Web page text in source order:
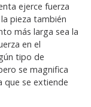
ejerce fuerza
pieza también
más larga sea la
en el
tipo de
se magnifica
que se extiende